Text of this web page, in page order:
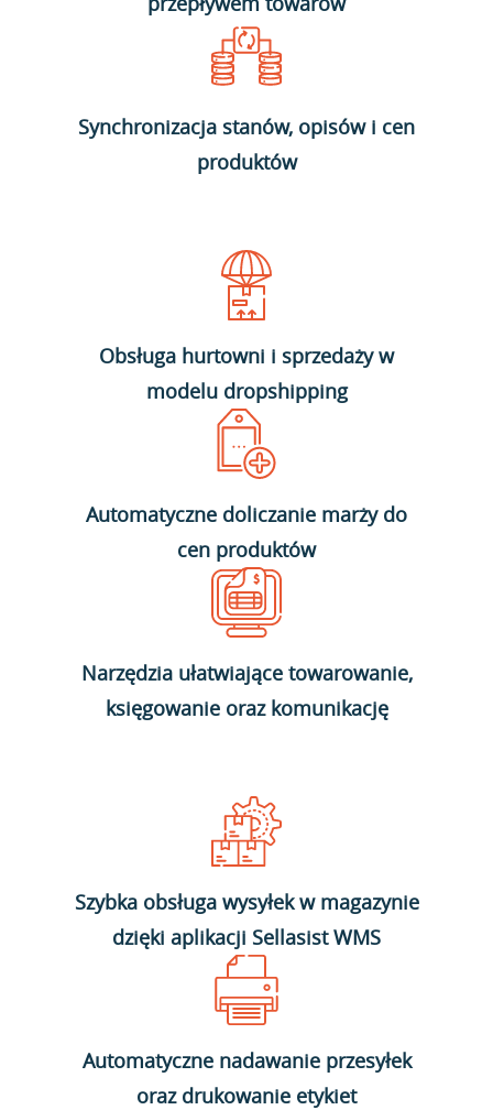
Synchronizacja stanów, opisów i cen
produktów
Obsługa hurtowni i sprzedaży w
modelu dropshipping
Automatyczne doliczanie marży do
cen produktów
Narzędzia ułatwiające towarowanie,
księgowanie oraz komunikację
Szybka obsługa wysyłek w magazynie
dzięki aplikacji Sellasist WMS
Automatyczne nadawanie przesyłek
oraz drukowanie etykiet